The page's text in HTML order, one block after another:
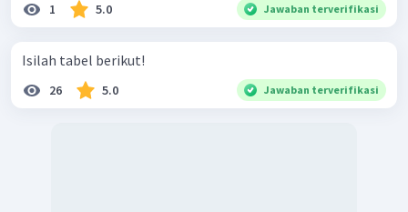
1 5.0 Jawaban terverifikasi
Isilah tabel berikut!
26 5.0 Jawaban terverifikasi